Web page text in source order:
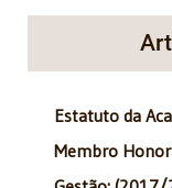
Estatuto da
Membro